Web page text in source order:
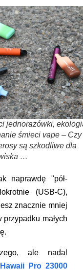
jednorazówki,
śmieci vape – Czy
są szkodliwe dla
…
naprawdę "pół-
(USB-C),
znacznie mniej
małych
ale nadal
Pro 23000